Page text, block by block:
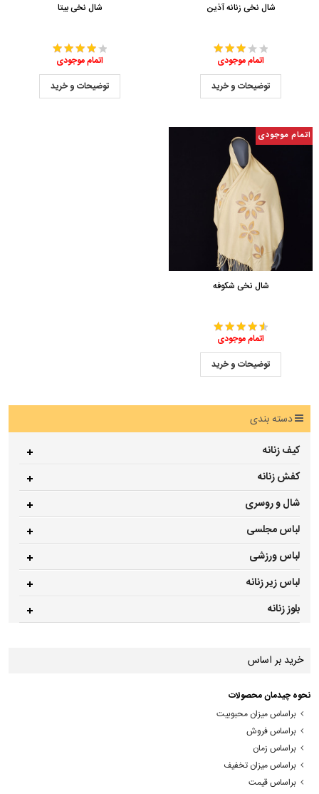
شال نخی زنانه آذین
اتمام موجودی
توضیحات و خرید
شال نخی بیتا
اتمام موجودی
توضیحات و خرید
اتمام موجودی
شال نخی شکوفه
اتمام موجودی
توضیحات و خرید
دسته بندی
کیف زنانه
کفش زنانه
شال و روسری
لباس مجلسی
لباس ورزشی
لباس زیر زنانه
بلوز زنانه
خرید بر اساس
نحوه چیدمان محصولات
براساس میزان محبوبیت
براساس فروش
براساس زمان
براساس میزان تخفیف
براساس قیمت